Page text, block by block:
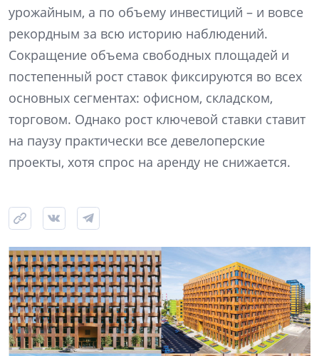
урожайным, а по объему инвестиций – и вовсе
рекордным за всю историю наблюдений.
Сокращение объема свободных площадей и
постепенный рост ставок фиксируются во всех
основных сегментах: офисном, складском,
торговом. Однако рост ключевой ставки ставит
на паузу практически все девелоперские
проекты, хотя спрос на аренду не снижается.